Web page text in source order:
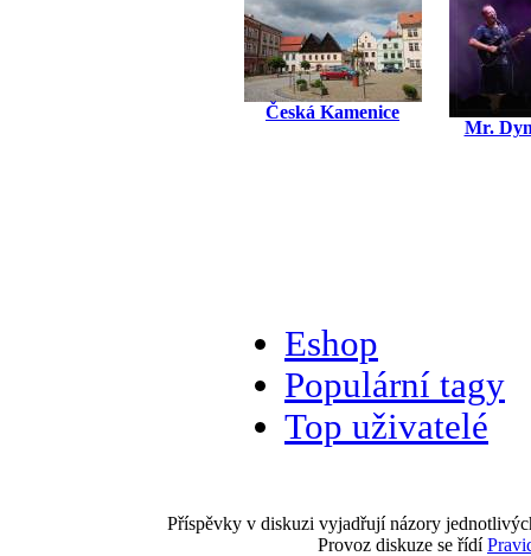
Česká Kamenice
Mr.
Eshop
Populární tagy
Top uživatelé
Příspěvky v diskuzi vyjadřují názory
Provoz diskuze se řídí